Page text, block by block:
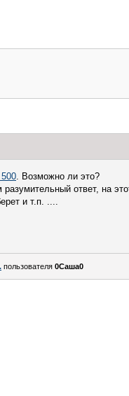
. Возможно ли это?
ответ, на
и т.п. ....
пользователя 0Саша0